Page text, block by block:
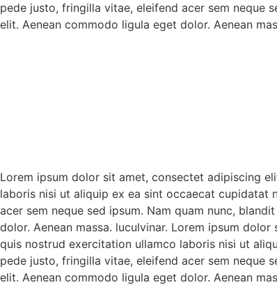
pede justo, fringilla vitae, eleifend acer sem neque
elit. Aenean commodo ligula eget dolor. Aenean
Lorem ipsum dolor sit amet, consectet adipiscing
laboris nisi ut aliquip ex ea sint occaecat cupidatat
acer sem neque sed ipsum. Nam quam nunc,
dolor. Aenean massa. luculvinar. Lorem ipsum
quis nostrud exercitation ullamco laboris nisi ut
pede justo, fringilla vitae, eleifend acer sem neque
elit. Aenean commodo ligula eget dolor. Aenean